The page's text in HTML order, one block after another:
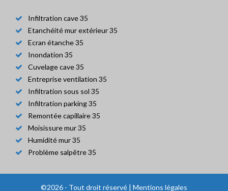
Infiltration cave 35
Etanchéité mur extérieur 35
Ecran étanche 35
Inondation 35
Cuvelage cave 35
Entreprise ventilation 35
Infiltration sous sol 35
Infiltration parking 35
Remontée capillaire 35
Moisissure mur 35
Humidité mur 35
Problème salpêtre 35
©2026 - Tout droit réservé | Mentions légales